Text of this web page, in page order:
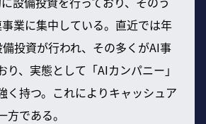
業に集中している。直近では年
投資が行われ、その多くがAI事
り、実態として「AIカンパニー」
く持つ。これによりキャッシュア
である。